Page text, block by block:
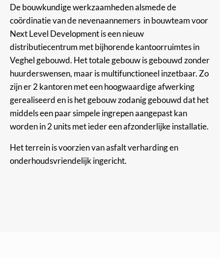
De bouwkundige werkzaamheden alsmede de
coördinatie van de nevenaannemers in bouwteam voor
Next Level Development is een nieuw
distributiecentrum met bijhorende kantoorruimtes in
Veghel gebouwd. Het totale gebouw is gebouwd zonder
huurderswensen, maar is multifunctioneel inzetbaar. Zo
zijn er 2 kantoren met een hoogwaardige afwerking
gerealiseerd en is het gebouw zodanig gebouwd dat het
middels een paar simpele ingrepen aangepast kan
worden in 2 units met ieder een afzonderlijke installatie.
Het terrein is voorzien van asfalt verharding en
onderhoudsvriendelijk ingericht.